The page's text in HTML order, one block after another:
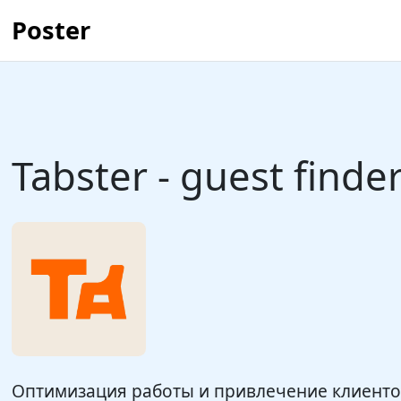
Poster
Tabster - guest
Оптимизация работы и привлечение